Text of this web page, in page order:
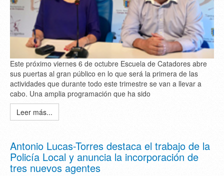
Este próximo viernes 6 de octubre Escuela de Catadores abre
sus puertas al gran público en lo que será la primera de las
actividades que durante todo este trimestre se van a llevar a
cabo. Una amplia programación que ha sido
Leer más...
Antonio Lucas-Torres destaca el trabajo de la
Policía Local y anuncia la incorporación de
tres nuevos agentes